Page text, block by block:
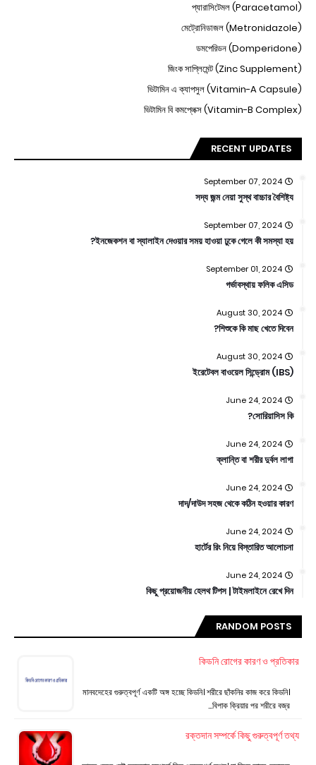
প্যারাসিটেমল (Paracetamol)
মেট্রোনিডাজল (Metronidazole)
ডমপেরিডন (Domperidone)
জিংক সাপ্লিমেন্ট (Zinc Supplement)
ভিটামিন এ ক্যাপসুল (Vitamin-A Capsule)
ভিটামিন বি কমপ্লেক্স (Vitamin-B Complex)
RECENT UPDATES
September 07, 2024
সদ্য জন্ম নেয়া সুস্থ বাচ্চার বৈশিষ্ট্য
September 07, 2024
ইনজেকশন বা স্যালাইন দেওয়ার সময় হাওয়া ঢুকে গেলে কী সমস্যা হয়?
September 01, 2024
গর্ভাবস্থায় ফলিক এসিড
August 30, 2024
শিশুকে কি মাছ খেতে দিবেন?
August 30, 2024
ইরেটেবল বাওয়েল সিন্ড্রোম (IBS)
June 24, 2024
সোরিয়াসিস কি?
June 24, 2024
ক্লান্তি বা শরীর দুর্বল লাগা
June 24, 2024
দাদ/দাউদ সহজ থেকে কঠিন হওয়ার কারণ
June 24, 2024
হার্টের রিং নিয়ে বিস্তারিত আলোচনা
June 24, 2024
কিছু প্রয়োজনীয় হেলথ টিপস | টাইমলাইনে রেখে দিন
RANDOM POSTS
কিডনি রোগের কারণ ও প্রতিকার
মানবদেহের গুরুত্বপূর্ণ একটি অঙ্গ হচ্ছে কিডনি। শরীরে ছাঁকনির কাজ করে কিডনি।
বিপাক ক্রিয়ার পর শরীরে বজ্র…
রক্তদান সম্পর্কে কিছু গুরুত্বপূর্ণ তথ্য